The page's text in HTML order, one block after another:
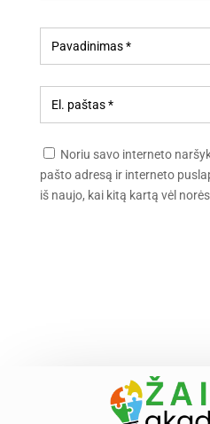
Noriu savo interneto
pašto adresą ir interneto
iš naujo, kai kitą kartą vėl